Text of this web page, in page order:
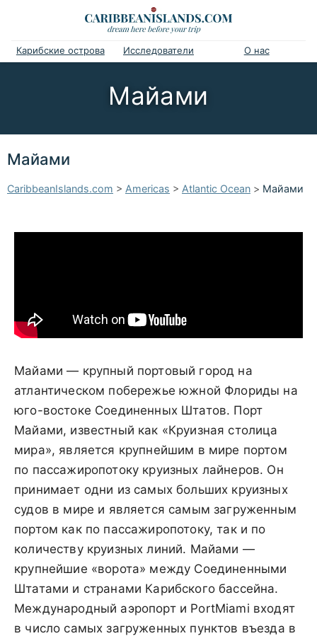
Карибские острова Исследователи О нас
Майами
Майами
CaribbeanIslands.com > Americas > Atlantic Ocean > Майами
Майами — крупный портовый город на
атлантическом побережье южной Флориды на
юго-востоке Соединенных Штатов. Порт
Майами, известный как «Круизная столица
мира», является крупнейшим в мире портом
по пассажиропотоку круизных лайнеров. Он
принимает одни из самых больших круизных
судов в мире и является самым загруженным
портом как по пассажиропотоку, так и по
количеству круизных линий. Майами —
крупнейшие «ворота» между Соединенными
Штатами и странами Карибского бассейна.
Международный аэропорт и PortMiami входят
в число самых загруженных пунктов въезда в